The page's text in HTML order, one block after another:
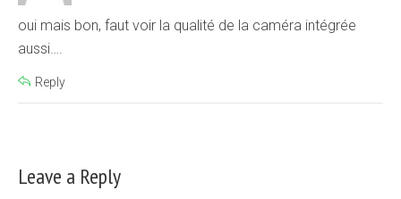
oui mais bon, faut voir la qualité de la caméra intégrée
aussi….
Reply
Leave a Reply